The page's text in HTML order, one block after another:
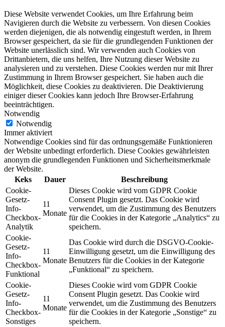
Diese Website verwendet Cookies, um Ihre Erfahrung beim
Navigieren durch die Website zu verbessern. Von diesen Cookies
werden diejenigen, die als notwendig eingestuft werden, in Ihrem
Browser gespeichert, da sie für die grundlegenden Funktionen der
Website unerlässlich sind. Wir verwenden auch Cookies von
Drittanbietern, die uns helfen, Ihre Nutzung dieser Website zu
analysieren und zu verstehen. Diese Cookies werden nur mit Ihrer
Zustimmung in Ihrem Browser gespeichert. Sie haben auch die
Möglichkeit, diese Cookies zu deaktivieren. Die Deaktivierung
einiger dieser Cookies kann jedoch Ihre Browser-Erfahrung
beeinträchtigen.
Notwendig
Notwendig
Immer aktiviert
Notwendige Cookies sind für das ordnungsgemäße Funktionieren
der Website unbedingt erforderlich. Diese Cookies gewährleisten
anonym die grundlegenden Funktionen und Sicherheitsmerkmale
der Website.
Keks
Dauer
Beschreibung
Cookie-
Gesetz-
Info-
Checkbox-
Analytik
11
Monate
Dieses Cookie wird vom GDPR Cookie
Consent Plugin gesetzt. Das Cookie wird
verwendet, um die Zustimmung des Benutzers
für die Cookies in der Kategorie „Analytics“ zu
speichern.
Cookie-
Gesetz-
Info-
Checkbox-
Funktional
11
Monate
Das Cookie wird durch die DSGVO-Cookie-
Einwilligung gesetzt, um die Einwilligung des
Benutzers für die Cookies in der Kategorie
„Funktional“ zu speichern.
Cookie-
Gesetz-
Info-
Checkbox-
Sonstiges
11
Monate
Dieses Cookie wird vom GDPR Cookie
Consent Plugin gesetzt. Das Cookie wird
verwendet, um die Zustimmung des Benutzers
für die Cookies in der Kategorie „Sonstige“ zu
speichern.